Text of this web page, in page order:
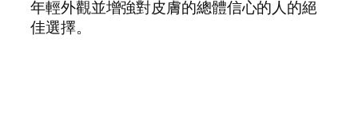
年輕外觀並增強對皮膚的總體信心的人的絕
佳選擇。